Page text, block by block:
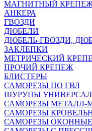
МАГНИТНЫЙ
АНКЕРА
ГВОЗДИ
ДЮБЕЛИ
ДЮБЕЛЬ-ГВОЗДИ,
ЗАКЛЕПКИ
МЕТРИЧЕСКИЙ
ПРОЧИЙ КРЕПЕЖ
БЛИСТЕРЫ
САМОРЕЗЫ ПО ГВЛ
ШУРУПЫ
САМОРЕЗЫ МЕТАЛЛ-
САМОРЕЗЫ
САМОРЕЗЫ ОКОННЫЕ